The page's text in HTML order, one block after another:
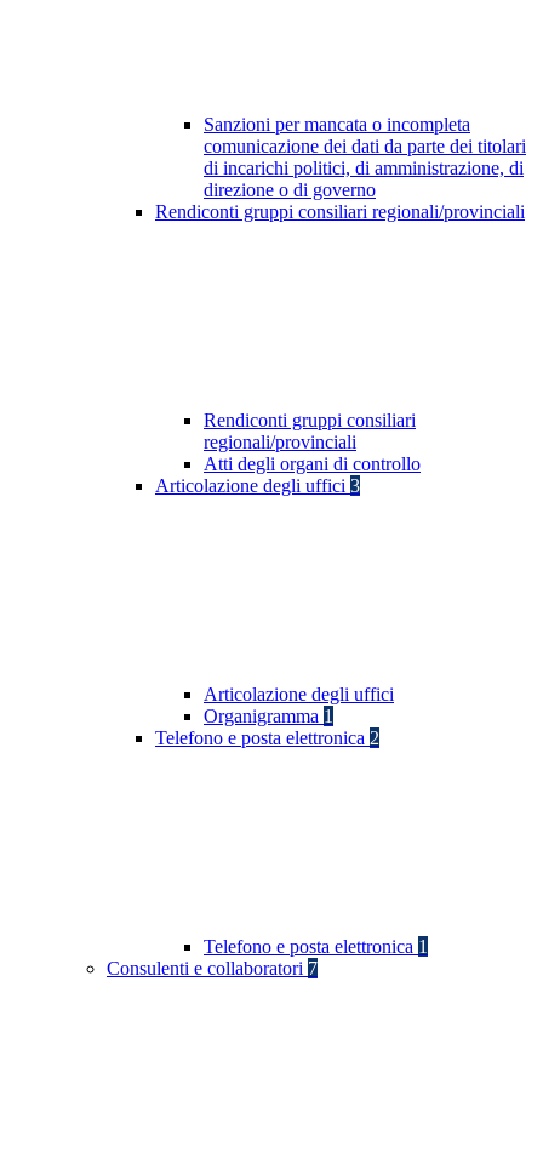
Sanzioni per mancata o incompleta
comunicazione dei dati da parte dei titolari
di incarichi politici, di amministrazione, di
direzione o di governo
Rendiconti gruppi consiliari regionali/provinciali
Rendiconti gruppi consiliari
regionali/provinciali
Atti degli organi di controllo
Articolazione degli uffici 3
Articolazione degli uffici
Organigramma 1
Telefono e posta elettronica 2
Telefono e posta elettronica 1
Consulenti e collaboratori 7